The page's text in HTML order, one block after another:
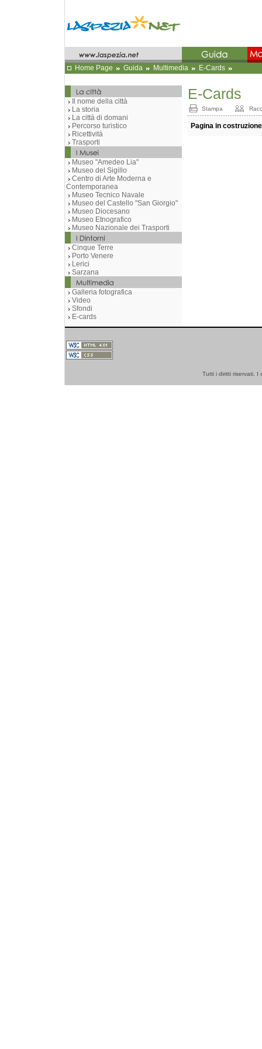
Home Page Guida Multimedia E-Cards
Il nome della città
La storia
La città di domani
Percorso turistico
Ricettività
Trasporti
Museo "Amedeo Lia"
Museo del Sigillo
Centro di Arte Moderna e
Contemporanea
Museo Tecnico Navale
Museo del Castello "San Giorgio"
Museo Diocesano
Museo Etnografico
Museo Nazionale dei Trasporti
Cinque Terre
Porto Venere
Lerici
Sarzana
Galleria fotografica
Video
Sfondi
E-cards
E-Cards
Stampa
Pagina in costruzione
Tutti i diritti riservati. I